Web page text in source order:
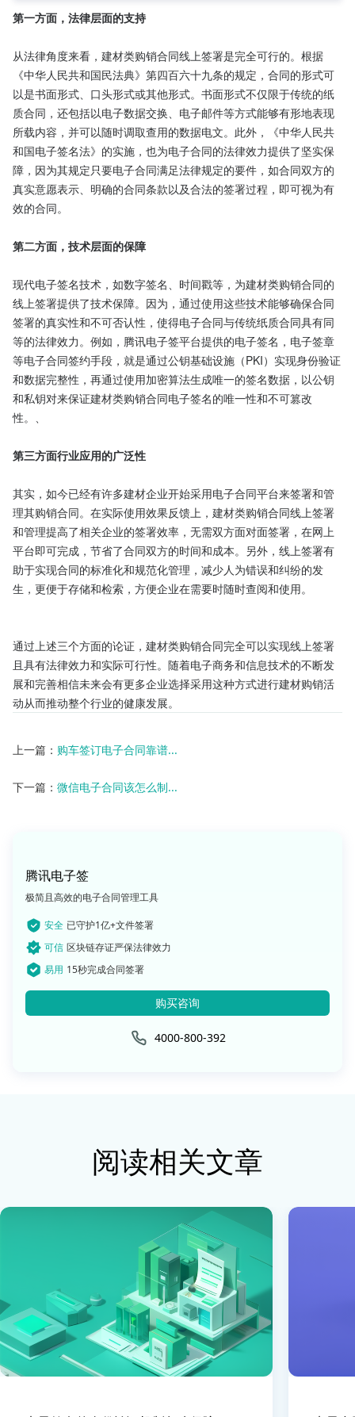
第一方面，法律层面的支持
从法律角度来看，建材类购销合同线上签署是完全可行的。根据
《中华人民共和国民法典》第四百六十九条的规定，合同的形式可
以是书面形式、口头形式或其他形式。书面形式不仅限于传统的纸
质合同，还包括以电子数据交换、电子邮件等方式能够有形地表现
所载内容，并可以随时调取查用的数据电文。此外，《中华人民共
和国电子签名法》的实施，也为电子合同的法律效力提供了坚实保
障，因为其规定只要电子合同满足法律规定的要件，如合同双方的
真实意愿表示、明确的合同条款以及合法的签署过程，即可视为有
效的合同。
第二方面，技术层面的保障
现代电子签名技术，如数字签名、时间戳等，为建材类购销合同的
线上签署提供了技术保障。因为，通过使用这些技术能够确保合同
签署的真实性和不可否认性，使得电子合同与传统纸质合同具有同
等的法律效力。例如，腾讯电子签平台提供的电子签名，电子签章
等电子合同签约手段，就是通过公钥基础设施（PKI）实现身份验证
和数据完整性，再通过使用加密算法生成唯一的签名数据，以公钥
和私钥对来保证建材类购销合同电子签名的唯一性和不可篡改
性。、
第三方面行业应用的广泛性
其实，如今已经有许多建材企业开始采用电子合同平台来签署和管
理其购销合同。在实际使用效果反馈上，建材类购销合同线上签署
和管理提高了相关企业的签署效率，无需双方面对面签署，在网上
平台即可完成，节省了合同双方的时间和成本。另外，线上签署有
助于实现合同的标准化和规范化管理，减少人为错误和纠纷的发
生，更便于存储和检索，方便企业在需要时随时查阅和使用。
通过上述三个方面的论证，建材类购销合同完全可以实现线上签署
且具有法律效力和实际可行性。随着电子商务和信息技术的不断发
展和完善相信未来会有更多企业选择采用这种方式进行建材购销活
动从而推动整个行业的健康发展。
上一篇： 购车签订电子合同靠谱...
下一篇： 微信电子合同该怎么制...
腾讯电子签
极简且高效的电子合同管理工具
安全 已守护1亿+文件签署
可信 区块链存证严保法律效力
易用 15秒完成合同签署
购买咨询
4000-800-392
阅读相关文章